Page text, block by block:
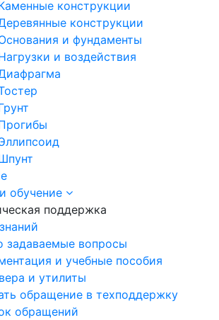
конструкции
конструкции
и фундаменты
и воздействия
обучение
поддержка
задаваемые вопросы
и учебные пособия
и утилиты
обращение в техподдержку
обращений